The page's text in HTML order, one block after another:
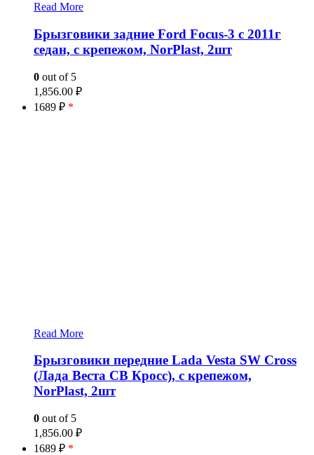
Read More
Брызговики задние Ford Focus-3 с 2011г
седан, с крепежом, NorPlast, 2шт
0 out of 5
1,856.00 ₽
1689 ₽ *
Read More
Брызговики передние Lada Vesta SW Cross
(Лада Веста СВ Кросс), с крепежом,
NorPlast, 2шт
0 out of 5
1,856.00 ₽
1689 ₽ *